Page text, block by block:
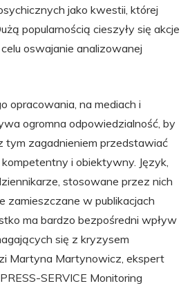
jako kwestii, której
popularnością cieszyły się akcje
oswajanie analizowanej
opracowania, na mediach i
ogromna odpowiedzialność, by
tym zagadnieniem przedstawiać
i obiektywny. Język,
stosowane przez nich
zamieszczane w publikacjach
ma bardzo bezpośredni wpływ
się z kryzysem
Martyna Martynowicz, ekspert
SERVICE Monitoring